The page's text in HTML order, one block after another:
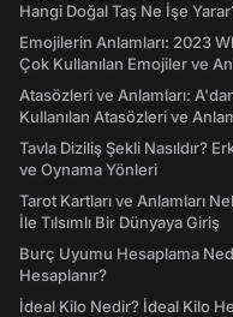
Hangi Doğal Taş Ne İşe
Emojilerin Anlamları: 2023
Çok Kullanılan Emojiler ve
Atasözleri ve Anlamları:
Kullanılan Atasözleri ve
Tavla Diziliş Şekli Nasıldır?
ve Oynama Yönleri
Tarot Kartları ve Anlamları
İle Tılsımlı Bir Dünyaya Giriş
Burç Uyumu Hesaplama
Hesaplanır?
İdeal Kilo Nedir? İdeal Kilo